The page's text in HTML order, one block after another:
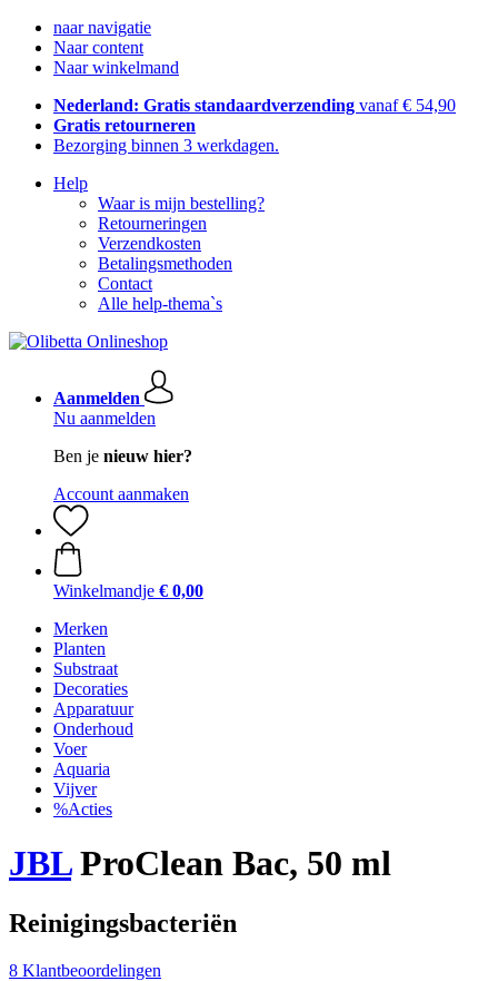
naar navigatie
Naar content
Naar winkelmand
Nederland: Gratis standaardverzending vanaf € 54,90
Gratis retourneren
Bezorging binnen 3 werkdagen.
Help
Waar is mijn bestelling?
Retourneringen
Verzendkosten
Betalingsmethoden
Contact
Alle help-thema`s
Aanmelden
Nu aanmelden
Ben je nieuw hier?
Account aanmaken
Winkelmandje € 0,00
Merken
Planten
Substraat
Decoraties
Apparatuur
Onderhoud
Voer
Aquaria
Vijver
%Acties
JBLProClean Bac, 50 ml
Reinigingsbacteriën
8 Klantbeoordelingen